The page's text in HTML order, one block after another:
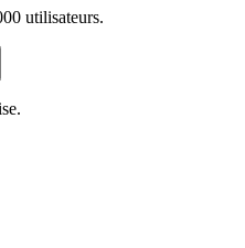
utilisateurs.